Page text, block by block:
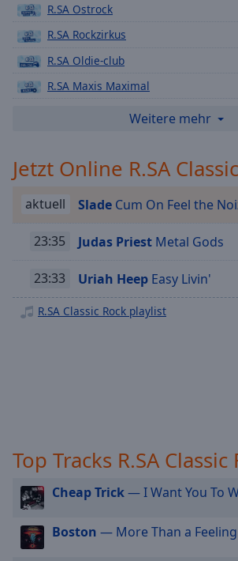
Descriptions
Subtitles
subtitles
opens
settings
dialog
subtitles
Fullscreen
modal
window.
R.SA Ostrock
R.SA Rockzirkus
R.SA Oldie-club
R.SA Maxis Maximal
R.SA Weihnachtsradio
R.SA Event 101
R.SA Hinhörkanal
R.SA Das Schnarchnasenradio
R.SA 1.000 90
R.SA Gute Laune Classics
R.SA 60er Oldies
Weitere mehr
Jetzt Online R.SA
aktuell Slade Cum On Feel the
23:35 Judas Priest Metal Gods
23:33 Uriah Heep Easy Livin'
R.SA Classic Rock playlist
Top Tracks R.SA Classic
Cheap Trick— I Want You To
Boston — More Than a Feeling